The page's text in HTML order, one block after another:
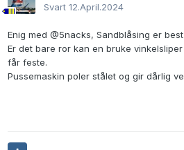
Svart 12.April.2024
Enig med @5nacks, Sandblåsing er best.
Er det bare ror kan en bruke
får feste.
Pussemaskin poler stålet og gir dårlig